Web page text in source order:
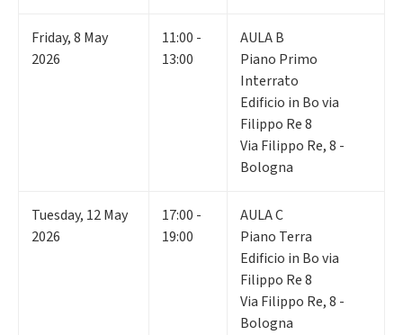
Friday,8 May
2026
11:00 -
13:00
AULA B
Piano Primo
Interrato
Edificio in Bo via
Filippo Re 8
Via Filippo Re, 8 -
Bologna
Tuesday, 12May
2026
17:00 -
19:00
AULA C
Piano Terra
Edificio in Bo via
Filippo Re 8
Via Filippo Re, 8 -
Bologna